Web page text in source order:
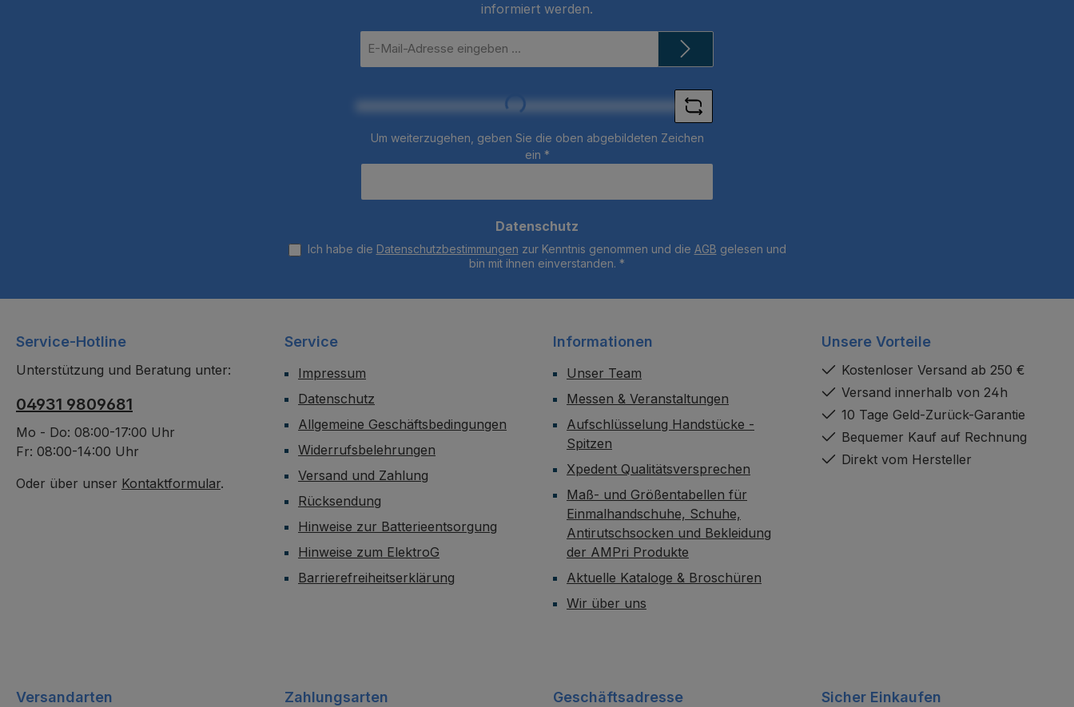
informiert werden.
Mail-
Loading...
Um weiterzugehen, geben Sie die oben abgebildeten Zeichen
ein *
Datenschutz
Ich habe die Datenschutzbestimmungen zur Kenntnis genommen und die AGB gelesen und
bin mit ihnen einverstanden. *
Service-Hotline
Unterstützung und Beratung unter:
04931 9809681
Mo - Do: 08:00-17:00 Uhr
Fr: 08:00-14:00 Uhr
Oder über unser Kontaktformular.
Service
Impressum
Datenschutz
Allgemeine Geschäftsbedingungen
Widerrufsbelehrungen
Versand und Zahlung
Rücksendung
Hinweise zur Batterieentsorgung
Hinweise zum ElektroG
Barrierefreiheitserklärung
Informationen
Unser Team
Messen & Veranstaltungen
Aufschlüsselung Handstücke -
Spitzen
Xpedent Qualitätsversprechen
Maß- und Größentabellen für
Einmalhandschuhe, Schuhe,
Antirutschsocken und Bekleidung
der AMPri Produkte
Aktuelle Kataloge & Broschüren
Wir über uns
Unsere Vorteile
Kostenloser Versand ab 250 €
Versand innerhalb von 24h
10 Tage Geld-Zurück-Garantie
Bequemer Kauf auf Rechnung
Direkt vom Hersteller
Versandarten Zahlungsarten Geschäftsadresse Sicher Einkaufen